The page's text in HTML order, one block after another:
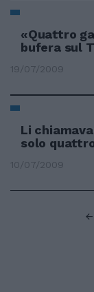
«Quattro
bufera sul
19/07/2009
Li
solo
10/07/2009